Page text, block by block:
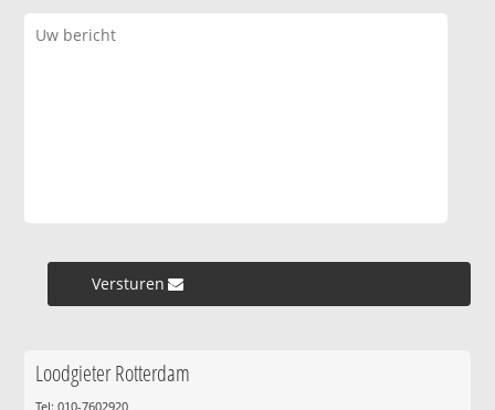
Versturen »
Loodgieter Rotterdam
Tel: 010-7602920